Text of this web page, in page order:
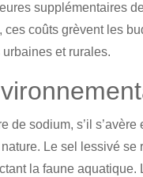
supplémentaires
ces coûts grèvent les
et rurales.
de sodium, s’il
Le sel lessivé se
la faune